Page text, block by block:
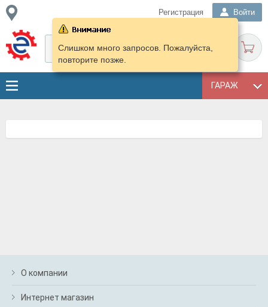
Регистрация Войти
ГАРАЖ
Слишком много запросов. Пожалуйста,
повторите позже.
О компании
Интернет магазин